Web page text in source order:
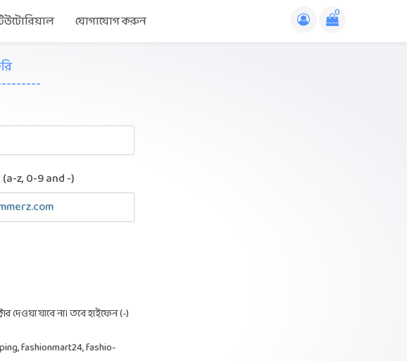
যোগাযোগ করুন 0
(a-z, 0-9 and -)
দেওয়া যাবে না। তবে হাইফেন (-)
fashionmart24, fashio-